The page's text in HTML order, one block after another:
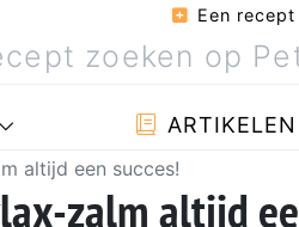
Een
ARTIKELEN
altijd een succes!
zalm altijd